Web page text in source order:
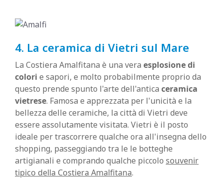
4. La ceramica di Vietri sul Mare
La Costiera Amalfitana è una vera esplosione di
colori e sapori, e molto probabilmente proprio da
questo prende spunto l'arte dell'antica ceramica
vietrese. Famosa e apprezzata per l'unicità e la
bellezza delle ceramiche, la città di Vietri deve
essere assolutamente visitata. Vietri è il posto
ideale per trascorrere qualche ora all'insegna dello
shopping, passeggiando tra le le botteghe
artigianali e comprando qualche piccolo souvenir
tipico della Costiera Amalfitana.